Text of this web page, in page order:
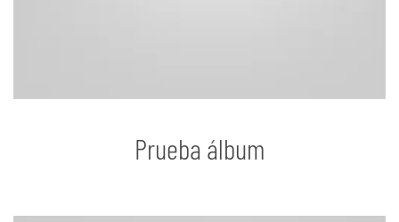
Prueba álbum